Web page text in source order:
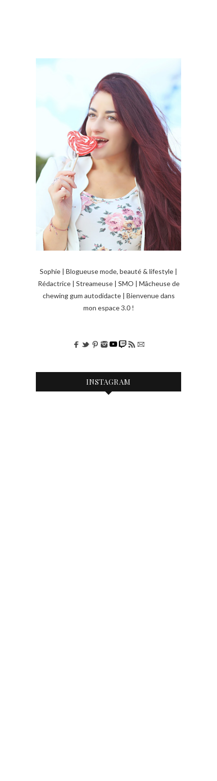
Sophie | Blogueuse mode, beauté & lifestyle |
Rédactrice | Streameuse | SMO | Mâcheuse de
chewing gum autodidacte | Bienvenue dans
mon espace 3.0 !
INSTAGRAM